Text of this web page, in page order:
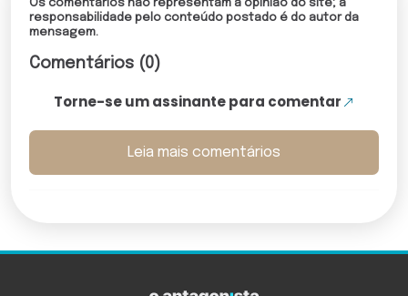
Os comentários não representam a opinião do site; a
responsabilidade pelo conteúdo postado é do autor da
mensagem.
Comentários (0)
Torne-se um assinante para comentar
Leia mais comentários